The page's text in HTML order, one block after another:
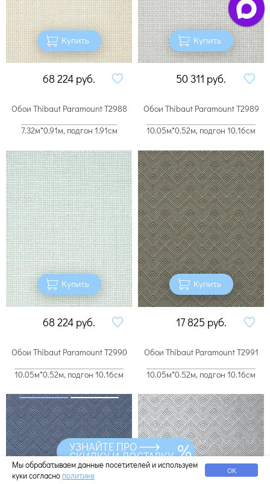
Купить
68 224 руб.
Купить
50 311 руб.
Обои Thibaut Paramount T2988
7.32м*0.91м, подгон 1.91см
Купить
68 224 руб.
Обои Thibaut Paramount T2989
10.05м*0.52м, подгон 10.16см
Купить
17 825 руб.
Обои Thibaut Paramount T2990
10.05м*0.52м, подгон 10.16см
Обои Thibaut Paramount T2991
10.05м*0.52м, подгон 10.16см
Мы обрабатываем данные посетителей и используем
куки согласно политике ОК
УЗНАЙТЕ ПРО
СКИДКУ И ДОСТАВКУ